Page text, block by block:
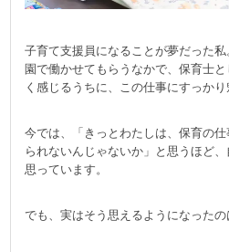
子育て支援員になることが夢だった
園で働かせてもらうなかで、保育士
く感じるうちに、この仕事にすっかり
今では、「きっとわたしは、保育の
られないんじゃないか」と思うほど
思っています。
でも、実はそう思えるようになったの